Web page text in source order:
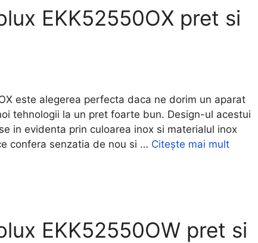
EKK52550OX pret si
este alegerea perfecta daca ne dorim un aparat
tehnologii la un pret foarte bun. Design-ul acestui
in evidenta prin culoarea inox si materialul inox
confera senzatia de nou si … Citește mai mult
EKK52550OW pret si